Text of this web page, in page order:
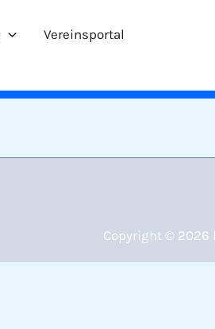
Vereinsportal
Copyright © 2026